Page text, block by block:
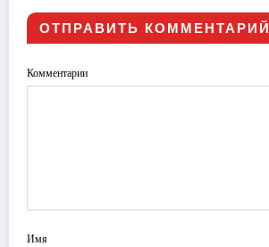
ОТПРАВИТЬ КОММЕНТАРИЙ
Комментарии
Имя